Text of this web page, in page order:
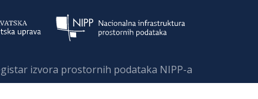
izvora prostornih podataka NIPP-a